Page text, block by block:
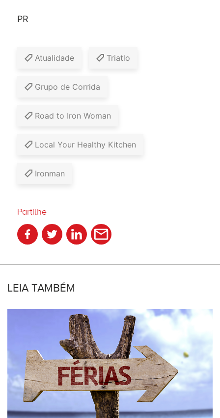
PR
Atualidade Triatlo
Grupo de Corrida
Road to Iron Woman
Local Your Healthy Kitchen
Ironman
Partilhe
LEIA TAMBÉM